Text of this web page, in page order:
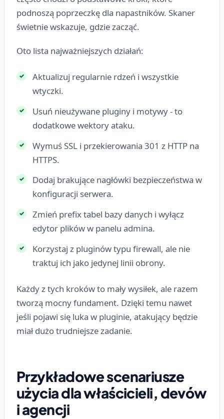
podnoszą poprzeczkę dla napastników. Skaner
świetnie wskazuje, gdzie zacząć.
Oto lista najważniejszych działań:
Aktualizuj regularnie rdzeń i wszystkie
wtyczki.
Usuń nieużywane pluginy i motywy - to
dodatkowe wektory ataku.
Wymuś SSL i przekierowania 301 z HTTP na
HTTPS.
Dodaj brakujące nagłówki bezpieczeństwa w
konfiguracji serwera.
Zmień prefix tabel bazy danych i wyłącz
edytor plików w panelu admina.
Korzystaj z pluginów typu firewall, ale nie
traktuj ich jako jedynej linii obrony.
Każdy z tych kroków to mały wysiłek, ale razem
tworzą mocny fundament. Dzięki temu nawet
jeśli pojawi się luka w pluginie, atakujący będzie
miał dużo trudniejsze zadanie.
Przykładowe scenariusze
użycia dla właścicieli, devów
i agencji